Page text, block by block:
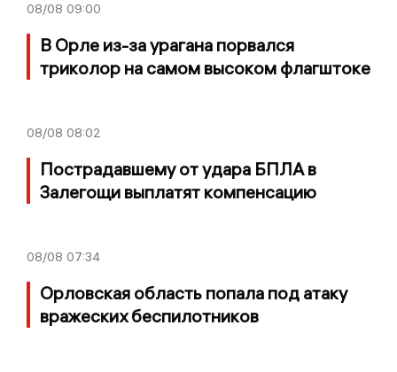
08/08 09:00
В Орле из-за урагана порвался
триколор на самом высоком флагштоке
08/08 08:02
Пострадавшему от удара БПЛА в
Залегощи выплатят компенсацию
08/08 07:34
Орловская область попала под атаку
вражеских беспилотников